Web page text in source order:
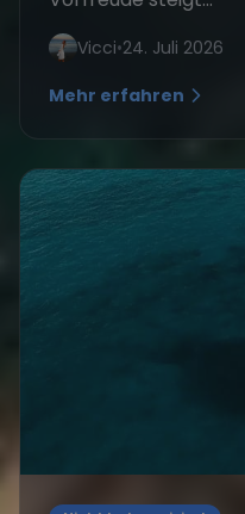
Vicci•24. Juli 2026
Mehr erfahren